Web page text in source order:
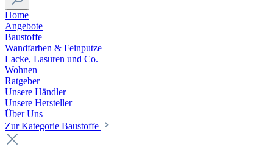
Home
Angebote
Baustoffe
Wandfarben & Feinputze
Lacke, Lasuren und Co.
Wohnen
Ratgeber
Unsere Händler
Unsere Hersteller
Über Uns
Zur Kategorie Baustoffe